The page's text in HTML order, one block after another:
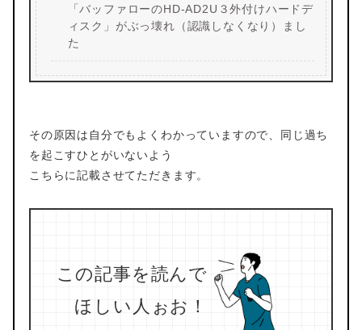
「バッファローのHD-AD2U３外付けハードデ
ィスク」がぶっ壊れ（認識しなくなり）まし
た
その原因は自分でもよくわかっていますので、同じ過ち
を起こすひとがいないよう
こちらに記載させてただきます。
この記事を読んで
ほしい人ぉお！